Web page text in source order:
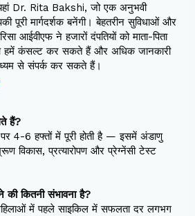
Dr. Rita Bakshi, जो एक अनुभवी
पूरी मार्गदर्शक बनेंगी। बेहतरीन सुविधाओं और
आईवीएफ ने हजारों दंपतियों को माता-पिता
हमें कंसल्ट कर सकते हैं और अधिक जानकारी
से संपर्क कर सकते हैं।
हैं?
पर 4-6 हफ्तों में पूरी होती है — इसमें अंडाणु
विकास, प्रत्यारोपण और प्रेग्नेंसी टेस्ट
की कितनी संभावना है?
में पहले साइकिल में सफलता दर लगभग